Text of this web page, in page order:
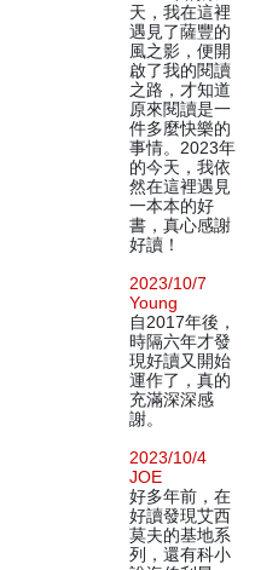
天，我在這裡
遇見了薩豐的
風之影，便開
啟了我的閱讀
之路，才知道
原來閱讀是一
件多麼快樂的
事情。2023年
的今天，我依
然在這裡遇見
一本本的好
書，真心感謝
好讀！
2023/10/7
Young
自2017年後，
時隔六年才發
現好讀又開始
運作了，真的
充滿深深感
謝。
2023/10/4
JOE
好多年前，在
好讀發現艾西
莫夫的基地系
列，還有科小